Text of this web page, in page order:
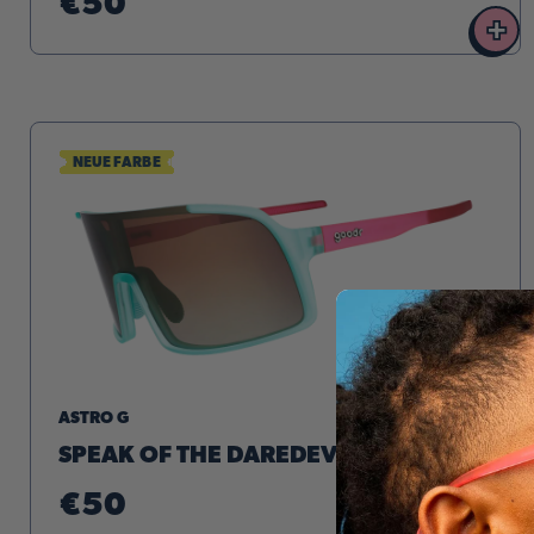
+
NEUE FARBE
ASTRO G
SPEAK OF THE DAREDEVIL
€50